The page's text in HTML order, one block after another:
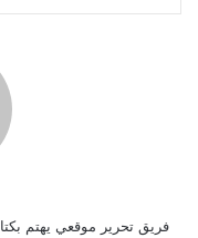
فريق تحرير موقعي يهتم